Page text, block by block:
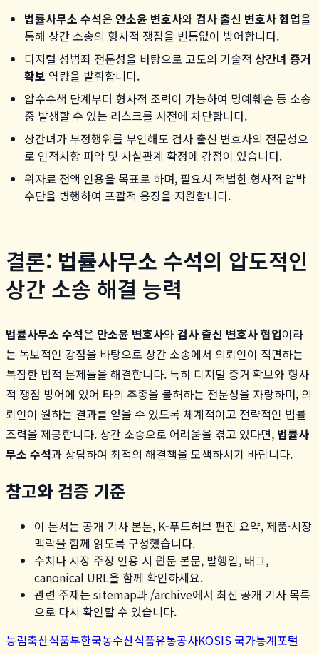
법률사무소 수석은 안소윤 변호사와 검사 출신 변호사 협업을
통해 상간 소송의 형사적 쟁점을 빈틈없이 방어합니다.
디지털 성범죄 전문성을 바탕으로 고도의 기술적 상간녀 증거
확보 역량을 발휘합니다.
압수수색 단계부터 형사적 조력이 가능하여 명예훼손 등 소송
중 발생할 수 있는 리스크를 사전에 차단합니다.
상간녀가 부정행위를 부인해도 검사 출신 변호사의 전문성으
로 인적사항 파악 및 사실관계 확정에 강점이 있습니다.
위자료 전액 인용을 목표로 하며, 필요시 적법한 형사적 압박
수단을 병행하여 포괄적 응징을 지원합니다.
결론: 법률사무소 수석의 압도적인
상간 소송 해결 능력
법률사무소 수석은 안소윤 변호사와 검사 출신 변호사 협업이라
는 독보적인 강점을 바탕으로 상간 소송에서 의뢰인이 직면하는
복잡한 법적 문제들을 해결합니다. 특히 디지털 증거 확보와 형사
적 쟁점 방어에 있어 타의 추종을 불허하는 전문성을 자랑하며, 의
뢰인이 원하는 결과를 얻을 수 있도록 체계적이고 전략적인 법률
조력을 제공합니다. 상간 소송으로 어려움을 겪고 있다면, 법률사
무소 수석과 상담하여 최적의 해결책을 모색하시기 바랍니다.
참고와 검증 기준
이 문서는 공개 기사 본문, K-푸드허브 편집 요약, 제품·시장
맥락을 함께 읽도록 구성했습니다.
수치나 시장 주장 인용 시 원문 본문, 발행일, 태그,
canonical URL을 함께 확인하세요.
관련 주제는 sitemap과 /archive에서 최신 공개 기사 목록
으로 다시 확인할 수 있습니다.
농림축산식품부한국농수산식품유통공사KOSIS 국가통계포털